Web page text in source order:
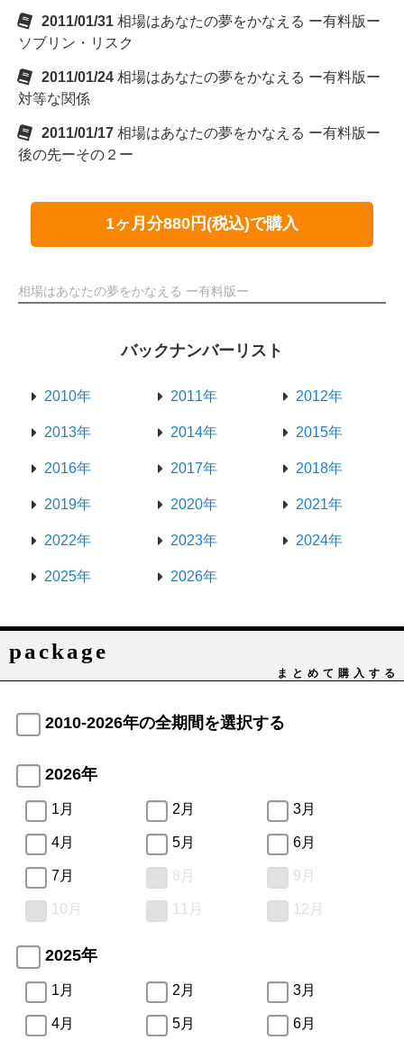
2011/01/31 相場はあなたの夢をかなえる ー有料版ー
ソブリン・リスク
2011/01/24 相場はあなたの夢をかなえる ー有料版ー
対等な関係
2011/01/17 相場はあなたの夢をかなえる ー有料版ー
後の先ーその２ー
1ヶ月分880円(税込)で購入
相場はあなたの夢をかなえる ー有料版ー
バックナンバーリスト
2010年 2011年 2012年
2013年 2014年 2015年
2016年 2017年 2018年
2019年 2020年 2021年
2022年 2023年 2024年
2025年 2026年
package
まとめて購入する
2010-2026年の全期間を選択する
2026年
1月 2月 3月
4月 5月 6月
7月 8月 9月
10月 11月 12月
2025年
1月 2月 3月
4月 5月 6月